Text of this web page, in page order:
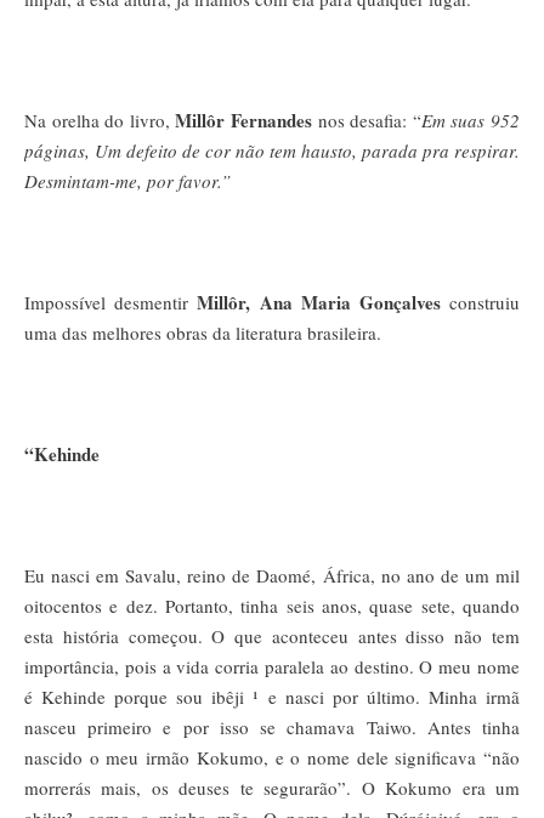
Na orelha do livro,Millôr Fernandes nos desafia: “Em suas 952
páginas, Um defeito de cor não tem hausto, parada pra respirar.
Desmintam-me, por favor.”
Impossível desmentirMillôr, Ana Maria Gonçalvesconstruiu
uma das melhores obras da literatura brasileira.
“Kehinde
Eu nasci em Savalu, reino de Daomé, África, no ano de um mil
oitocentos e dez. Portanto, tinha seis anos, quase sete, quando
esta história começou. O que aconteceu antes disso não tem
importância, pois a vida corria paralela ao destino. O meu nome
é Kehinde porque sou ibêji ¹ e nasci por último. Minha irmã
nasceu primeiro e por isso se chamava Taiwo. Antes tinha
nascido o meu irmão Kokumo, e o nome dele significava “não
morrerás mais, os deuses te segurarão”. O Kokumo era um